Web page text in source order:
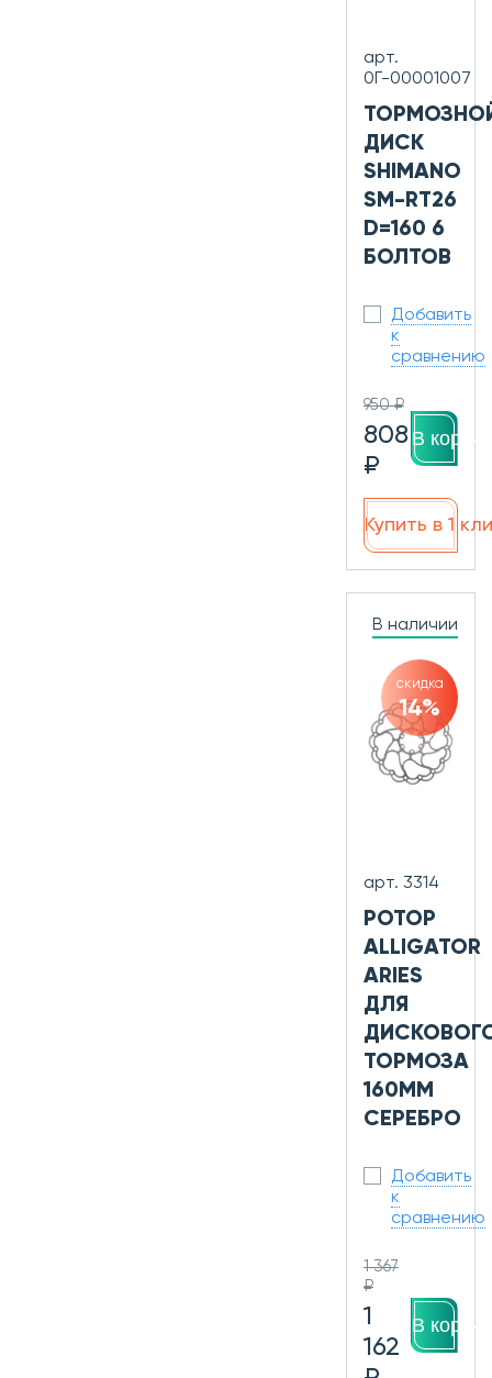
арт.
0Г-00001007
ДИСК
SHIMANO
SM-RT26
D=160 6
БОЛТОВ
Добавить
к
сравнению
950 ₽
808
₽
В
Купить в 1
В наличии
скидка
14%
арт. 3314
РОТОР
ALLIGATOR
ARIES
ДЛЯ
ТОРМОЗА
160ММ
СЕРЕБРО
Добавить
к
сравнению
1 367
₽
1
162
В